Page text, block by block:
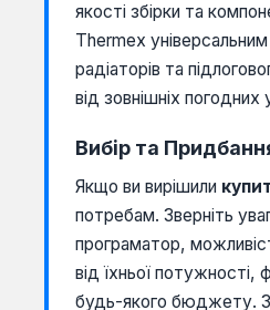
якості збірки та
Thermex
радіаторів та
від зовнішніх погодних
Вибір та
Якщо ви вирішили
потребам. Зверніть
програматор,
від їхньої
будь-якого бюджету.